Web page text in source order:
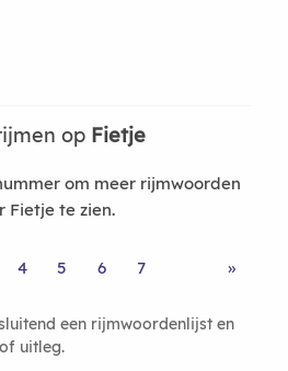
op Fietje
om meer rijmwoorden
Fietje te zien.
4 5 6 7 »
een rijmwoordenlijst en
uitleg.